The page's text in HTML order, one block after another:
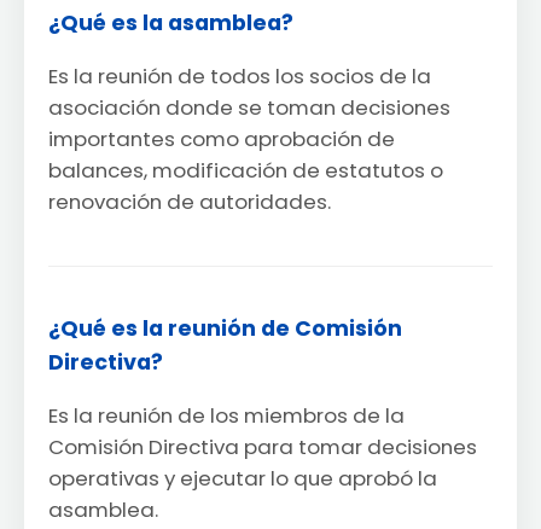
¿Qué es la asamblea?
Es la reunión de todos los socios de la
asociación donde se toman decisiones
importantes como aprobación de
balances, modificación de estatutos o
renovación de autoridades.
¿Qué es la reunión de Comisión
Directiva?
Es la reunión de los miembros de la
Comisión Directiva para tomar decisiones
operativas y ejecutar lo que aprobó la
asamblea.